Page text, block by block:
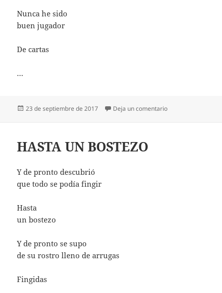
Nunca he sido
buen jugador
De cartas
…
Publicado
23 de septiembre de 2017 Deja un comentarioen UNA MANO
HASTA UN BOSTEZO
Y de pronto descubrió
que todo se podía fingir
Hasta
un bostezo
Y de pronto se supo
de su rostro lleno de arrugas
Fingidas